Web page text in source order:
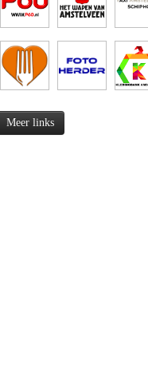
Meer links